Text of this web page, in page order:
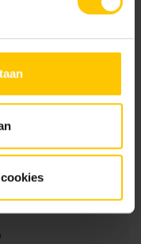
NL-BSB-certificaat vooraf vervaardigde elementen van beton (Aalst) K20305
(Aalst) K11001